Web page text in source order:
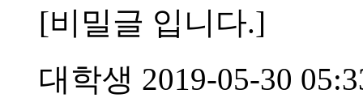
[비밀글 입니다.]
대학생 2019-05-30